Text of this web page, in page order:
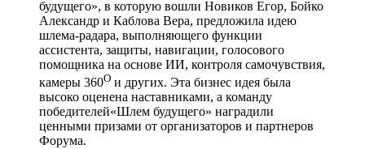
будущего», в которую вошли Новиков Егор, Бойко
Александр и Каблова Вера, предложила идею
шлема-радара, выполняющего функции
ассистента, защиты, навигации, голосового
помощника на основе ИИ, контроля самочувствия,
камеры 360О и других. Эта бизнес идея была
высоко оценена наставниками, а команду
победителей«Шлем будущего» наградили
ценными призами от организаторов и партнеров
Форума.